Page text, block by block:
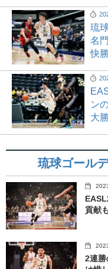
琉
名
快勝
ン
大
琉球ゴール
貢献
2連